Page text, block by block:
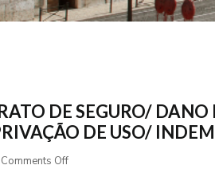
DE SEGURO/
DE USO/
Comments Off